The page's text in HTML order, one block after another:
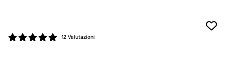
12 Valutazioni